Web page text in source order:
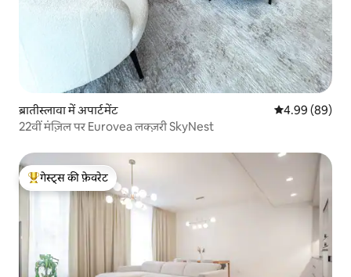
ब्रातीस्लावा में अपार्टमेंट औसत रेटिंग 5 में
4.99 (89)
22वीं मंज़िल पर Eurovea लक्ज़री SkyNest
गेस्ट्स का टॉप फ़ेवरेट
गेस्ट्स की फ़ेवरेट